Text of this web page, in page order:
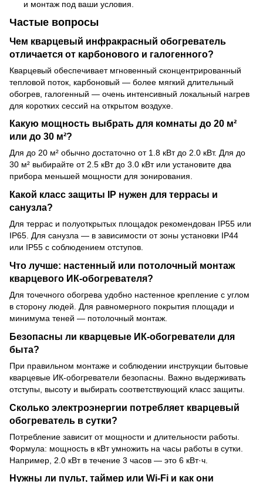
и монтаж под ваши условия.
Частые вопросы
Чем кварцевый инфракрасный обогреватель
отличается от карбонового и галогенного?
Кварцевый обеспечивает мгновенный сконцентрированный
тепловой поток, карбоновый — более мягкий длительный
обогрев, галогенный — очень интенсивный локальный нагрев
для коротких сессий на открытом воздухе.
Какую мощность выбрать для комнаты до 20 м²
или до 30 м²?
Для до 20 м² обычно достаточно от 1.8 кВт до 2.0 кВт. Для до
30 м² выбирайте от 2.5 кВт до 3.0 кВт или установите два
прибора меньшей мощности для зонирования.
Какой класс защиты IP нужен для террасы и
санузла?
Для террас и полуоткрытых площадок рекомендован IP55 или
IP65. Для санузла — в зависимости от зоны установки IP44
или IP55 с соблюдением отступов.
Что лучше: настенный или потолочный монтаж
кварцевого ИК-обогревателя?
Для точечного обогрева удобно настенное крепление с углом
в сторону людей. Для равномерного покрытия площади и
минимума теней — потолочный монтаж.
Безопасны ли кварцевые ИК-обогреватели для
быта?
При правильном монтаже и соблюдении инструкции бытовые
кварцевые ИК-обогреватели безопасны. Важно выдерживать
отступы, высоту и выбирать соответствующий класс защиты.
Сколько электроэнергии потребляет кварцевый
обогреватель в сутки?
Потребление зависит от мощности и длительности работы.
Формула: мощность в кВт умножить на часы работы в сутки.
Например, 2.0 кВт в течение 3 часов — это 6 кВт·ч.
Нужны ли пульт, таймер или Wi-Fi и как они